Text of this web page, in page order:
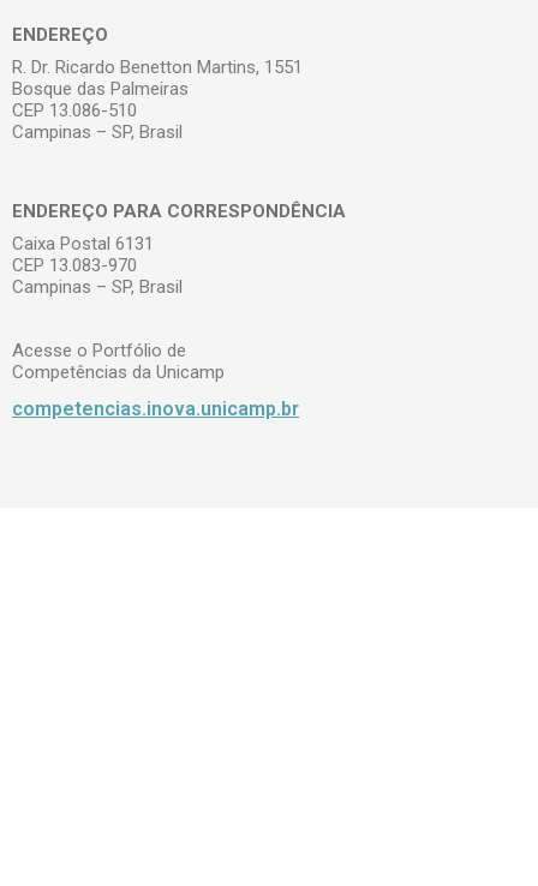
ENDEREÇO
R. Dr. Ricardo Benetton Martins, 1551
Bosque das Palmeiras
CEP 13.086-510
Campinas – SP, Brasil
ENDEREÇO PARA CORRESPONDÊNCIA
Caixa Postal 6131
CEP 13.083-970
Campinas – SP, Brasil
Acesse o Portfólio de
Competências da Unicamp
competencias.inova.unicamp.br